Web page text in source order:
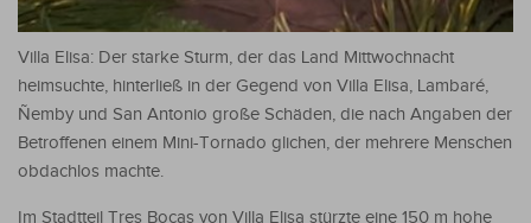
Villa Elisa: Der starke Sturm, der das Land Mittwochnacht
heimsuchte, hinterließ in der Gegend von Villa Elisa, Lambaré,
Ñemby und San Antonio große Schäden, die nach Angaben der
Betroffenen einem Mini-Tornado glichen, der mehrere Menschen
obdachlos machte.
Im Stadtteil Tres Bocas von Villa Elisa stürzte eine 150 m hohe